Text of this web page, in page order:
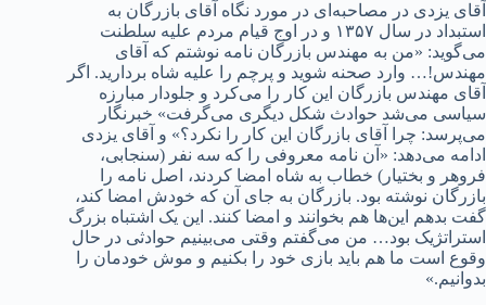
آقای یزدی در مصاحبه‌ای در مورد نگاه آقای بازرگان به
استبداد در سال ۱۳۵۷ و در اوج قیام مردم علیه سلطنت
می‌گوید: «من به مهندس بازرگان نامه نوشتم که آقای
مهندس!… وارد صحنه شوید و پرچم را علیه شاه بردارید. اگر
آقای مهندس بازرگان این کار را می‌کرد و جلودار مبارزه
سیاسی می‌شد حوادث شکل دیگری می‌گرفت» خبرنگار
می‌پرسد: چرا آقای بازرگان این کار را نکرد؟» و آقای یزدی
ادامه می‌دهد: «آن نامه معروفی را که سه نفر (سنجابی،
فروهر و بختیار) خطاب به شاه امضا کردند، اصل نامه را
بازرگان نوشته بود. بازرگان به جای آن که خودش امضا کند،
گفت بدهم این‌ها هم بخوانند و امضا کنند. این یک اشتباه بزرگ
استراتژیک بود… من می‌گفتم وقتی می‌بینیم حوادثی در حال
وقوع است ما هم باید بازی خود را بکنیم و موش خودمان را
بدوانیم.»